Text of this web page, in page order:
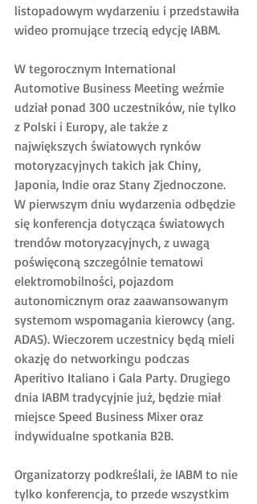
listopadowym wydarzeniu i przedstawiła
wideo promujące trzecią edycję IABM.
W tegorocznym International
Automotive Business Meeting weźmie
udział ponad 300 uczestników, nie tylko
z Polski i Europy, ale także z
największych światowych rynków
motoryzacyjnych takich jak Chiny,
Japonia, Indie oraz Stany Zjednoczone.
W pierwszym dniu wydarzenia odbędzie
się konferencja dotycząca światowych
trendów motoryzacyjnych, z uwagą
poświęconą szczególnie tematowi
elektromobilności, pojazdom
autonomicznym oraz zaawansowanym
systemom wspomagania kierowcy (ang.
ADAS). Wieczorem uczestnicy będą mieli
okazję do networkingu podczas
Aperitivo Italiano i Gala Party. Drugiego
dnia IABM tradycyjnie już, będzie miał
miejsce Speed Business Mixer oraz
indywidualne spotkania B2B.
Organizatorzy podkreślali, że IABM to nie
tylko konferencja, to przede wszystkim